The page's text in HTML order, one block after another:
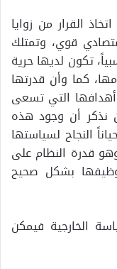
القرار من زوايا
قوي، وتمتلك
تكون لديها حرية
كما وأن قدرتها
التي تسعى
نذكر أن وجود هذه
النجاح لسياستها
قدرة النظام على
بشكل صحيح
الخارجية فيمكن